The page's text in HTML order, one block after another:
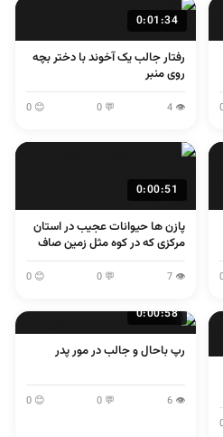
0:01:34
رفتار جالب یک آخوند با دختر بچه
روی منبر
👁 4
💬 0
😊 0
0:00:51
پازن ها حیوانات عجیب در استان
مرکزی که در کوه مثل زمین صاف
👁 7
💬 0
😊 0
0:00:58
رپ باحال و جالب در مور پدر
👁 6
💬 0
😊 0